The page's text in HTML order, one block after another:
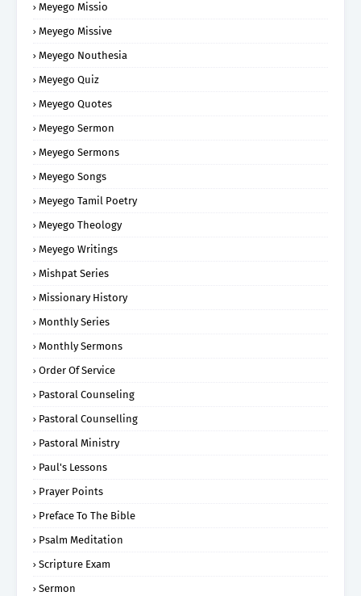
Meyego Missio
Meyego Missive
Meyego Nouthesia
Meyego Quiz
Meyego Quotes
Meyego Sermon
Meyego Sermons
Meyego Songs
Meyego Tamil Poetry
Meyego Theology
Meyego Writings
Mishpat Series
Missionary History
Monthly Series
Monthly Sermons
Order Of Service
Pastoral Counseling
Pastoral Counselling
Pastoral Ministry
Paul's Lessons
Prayer Points
Preface To The Bible
Psalm Meditation
Scripture Exam
Sermon